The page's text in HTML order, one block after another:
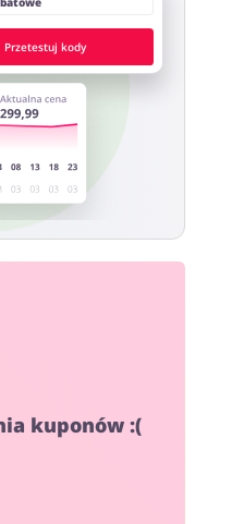
Przetestuj kody
kuponów :(